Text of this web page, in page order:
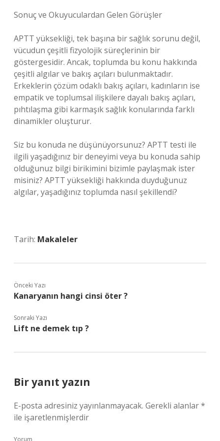
Sonuç ve Okuyuculardan Gelen Görüşler
APTT yüksekliği, tek başına bir sağlık sorunu değil,
vücudun çeşitli fizyolojik süreçlerinin bir
göstergesidir. Ancak, toplumda bu konu hakkında
çeşitli algılar ve bakış açıları bulunmaktadır.
Erkeklerin çözüm odaklı bakış açıları, kadınların ise
empatik ve toplumsal ilişkilere dayalı bakış açıları,
pıhtılaşma gibi karmaşık sağlık konularında farklı
dinamikler oluşturur.
Siz bu konuda ne düşünüyorsunuz? APTT testi ile
ilgili yaşadığınız bir deneyimi veya bu konuda sahip
olduğunuz bilgi birikimini bizimle paylaşmak ister
misiniz? APTT yüksekliği hakkında duyduğunuz
algılar, yaşadığınız toplumda nasıl şekillendi?
Tarih: Makaleler
Önceki Yazı
Kanaryanın hangi cinsi öter ?
Sonraki Yazı
Lift ne demek tıp ?
Bir yanıt yazın
E-posta adresiniz yayınlanmayacak. Gerekli alanlar*
ile işaretlenmişlerdir
Yorum